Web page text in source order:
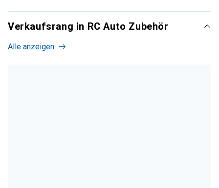
Verkaufsrang in RC Auto Zubehör
Alle anzeigen